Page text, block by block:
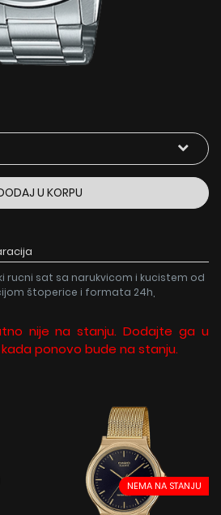
U KORPU
rucni sat sa narukvicom i kucistem od
štoperice i formata 24h,
nije na stanju. Dodajte ga u
ponovo bude na stanju.
NEMA NA STANJU